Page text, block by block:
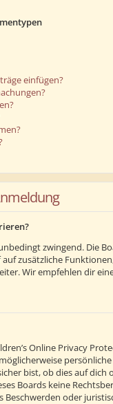
einfügen?
zwingend. Die
zusätzliche
Wir empfehlen dir
Online Privacy
bist, ob dies auf dich
Boards keine
Beschwerden oder